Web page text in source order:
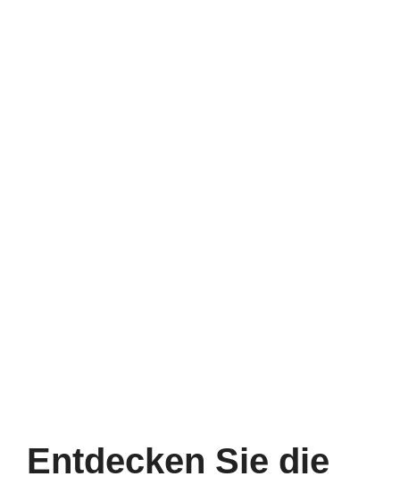
Entdecken Sie die